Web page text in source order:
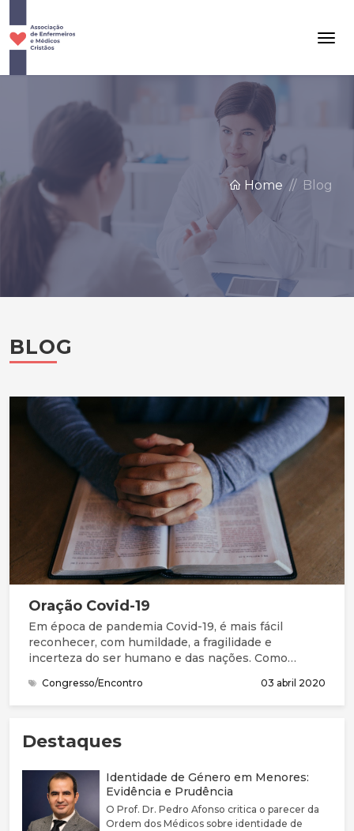
Home Blog
BLOG
Oração Covid-19
Em época de pandemia Covid-19, é mais fácil
reconhecer, com humildade, a fragilidade e
incerteza do ser humano e das nações. Como
Salomão e seu povo, precisamos da graça (favor
imerecido) e de perdão para entrar na presença do
Deus Santo. Na Bíblia, compreendemos que este
de uma oração. Queremos continuar a chegar-nos a
Ele, a compreender melhor quem Ele é, a
apresentar as nossas necessidades e
preocupações, a ouvir a Sua mensagem e
responder, acertando os nossos passos com a Sua
vontade.
Congresso/Encontro 03 abril 2020
Destaques
Identidade de Género em Menores:
Evidência e Prudência
O Prof. Dr. Pedro Afonso critica o parecer da
Ordem dos Médicos sobre identidade de